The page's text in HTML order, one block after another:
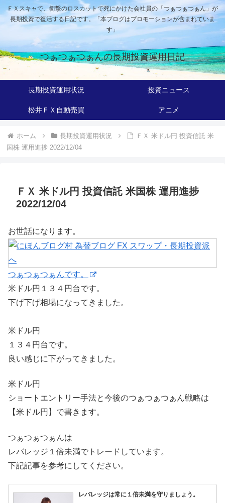
ＦＸスキャで、衝撃のロスカットで死にかけた会社員の「つぁつぁつぁん」が
長期投資で復活する日記です。「本ブログはプロモーションが含まれていま
す」
つぁつぁつぁんの長期投資運用日記
長期投資運用状況 投資ニュース
松井ＦＸ自動売買 アニメ
ホーム 長期投資運用状況
ＦＸ 米ドル円 投資信託 米
国株 運用進捗 2022/12/04
ＦＸ 米ドル円 投資信託 米国株 運用進捗
2022/12/04
お世話になります。
つぁつぁつぁんです。
米ドル円１３４円台です。
下げ下げ相場になってきました。
米ドル円
１３４円台です。
良い感じに下がってきました。
米ドル円
ショートエントリー手法と今後のつぁつぁつぁん戦略は
【米ドル円】で書きます。
つぁつぁつぁんは
レバレッジ１倍未満でトレードしています。
下記記事を参考にしてください。
レバレッジは常に１倍未満を守りましょう。